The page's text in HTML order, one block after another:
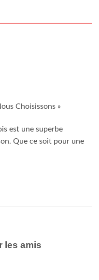
Choisissons »
est une superbe
Que ce soit pour une
les amis